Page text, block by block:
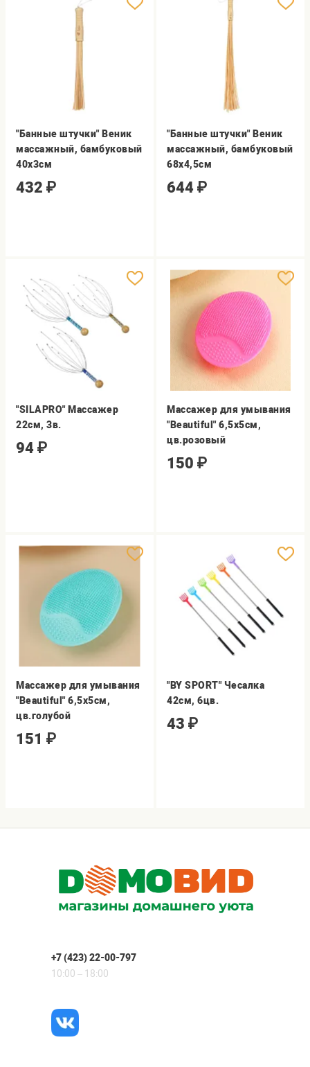
"Банные штучки" Веник
массажный, бамбуковый
40х3см
432 ₽
"Банные штучки" Веник
массажный, бамбуковый
68х4,5см
644 ₽
"SILAPRO" Массажер
22см, 3в.
94 ₽
Массажер для умывания
"Beautiful" 6,5х5см,
цв.розовый
150 ₽
Массажер для умывания
"Beautiful" 6,5х5см,
цв.голубой
151 ₽
"BY SPORT" Чесалка
42см, 6цв.
43 ₽
+7 (423) 22-00-797
10:00 – 18:00